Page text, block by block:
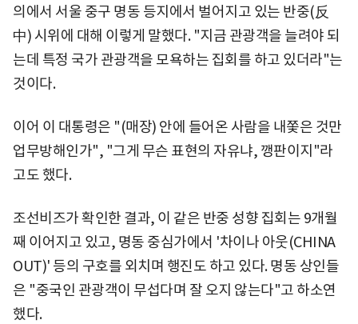
의에서 서울 중구 명동 등지에서 벌어지고 있는 반중(反
中) 시위에 대해 이렇게 말했다. "지금 관광객을 늘려야 되
는데 특정 국가 관광객을 모욕하는 집회를 하고 있더라"는
것이다.
이어 이 대통령은 "(매장) 안에 들어온 사람을 내쫓은 것만
업무방해인가", "그게 무슨 표현의 자유냐, 깽판이지"라
고도 했다.
조선비즈가 확인한 결과, 이 같은 반중 성향 집회는 9개월
째 이어지고 있고, 명동 중심가에서 '차이나 아웃(CHINA
OUT)' 등의 구호를 외치며 행진도 하고 있다. 명동 상인들
은 "중국인 관광객이 무섭다며 잘 오지 않는다"고 하소연
했다.